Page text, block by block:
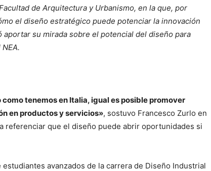
de Arquitectura y Urbanismo, en la que, por
el diseño estratégico puede potenciar la innovación
su mirada sobre el potencial del diseño para
tenemos en Italia, igual es posible promover
en productos y servicios», sostuvo Francesco Zurlo en
referenciar que el diseño puede abrir oportunidades si
avanzados de la carrera de Diseño Industrial